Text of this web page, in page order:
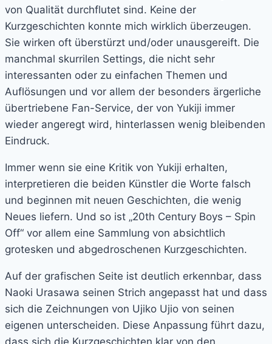
von Qualität durchflutet sind. Keine der
Kurzgeschichten konnte mich wirklich überzeugen.
Sie wirken oft überstürzt und/oder unausgereift. Die
manchmal skurrilen Settings, die nicht sehr
interessanten oder zu einfachen Themen und
Auflösungen und vor allem der besonders ärgerliche
übertriebene Fan-Service, der von Yukiji immer
wieder angeregt wird, hinterlassen wenig bleibenden
Eindruck.
Immer wenn sie eine Kritik von Yukiji erhalten,
interpretieren die beiden Künstler die Worte falsch
und beginnen mit neuen Geschichten, die wenig
Neues liefern. Und so ist „20th Century Boys – Spin
Off“ vor allem eine Sammlung von absichtlich
grotesken und abgedroschenen Kurzgeschichten.
Auf der grafischen Seite ist deutlich erkennbar, dass
Naoki Urasawa seinen Strich angepasst hat und dass
sich die Zeichnungen von Ujiko Ujio von seinen
eigenen unterscheiden. Diese Anpassung führt dazu,
dass sich die Kurzgeschichten klar von den